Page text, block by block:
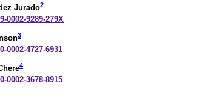
Jurado2
0002-9289-279X
3
0002-4727-6931
4
0002-3678-8915